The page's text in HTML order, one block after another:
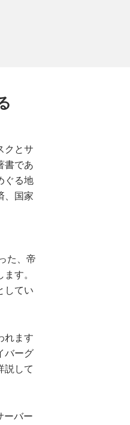
クとサ
書であ
ぐる地
、国家
た、帝
す。
してい
れます
バーグ
説して
ーバー